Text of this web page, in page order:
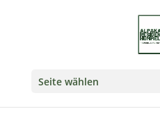
Seite wählen